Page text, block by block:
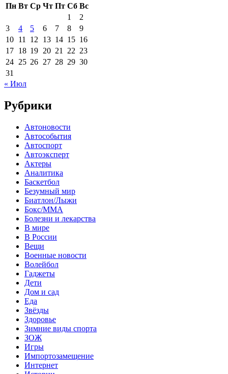
Пн Вт Ср Чт Пт Сб Вс
1
2
3
4 5 6 7 8
9
10 11 12 13 14 15 16
17 18 19 20 21 22 23
24 25 26 27 28 29 30
31
« Июл
Рубрики
Автоновости
Автособытия
Автоспорт
Автоэксперт
Актеры
Аналитика
Баскетбол
Безумный мир
Биатлон/Лыжи
Бокс/MMA
Болезни и лекарства
В мире
В России
Вещи
Военные новости
Волейбол
Гаджеты
Дети
Дом и сад
Еда
Звёзды
Здоровье
Зимние виды спорта
ЗОЖ
Игры
Импортозамещение
Интернет